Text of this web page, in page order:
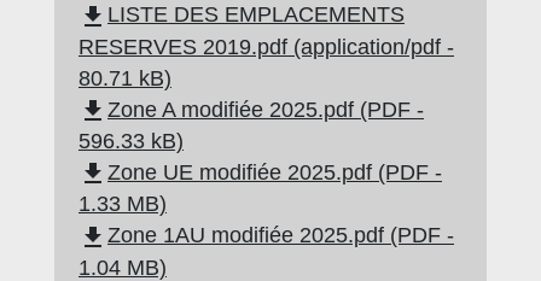
file_download LISTE DES EMPLACEMENTS
RESERVES 2019.pdf (application/pdf -
80.71 kB)
file_download Zone A modifiée 2025.pdf (PDF -
596.33 kB)
file_download Zone UE modifiée 2025.pdf (PDF -
1.33 MB)
file_download Zone 1AU modifiée 2025.pdf (PDF -
1.04 MB)